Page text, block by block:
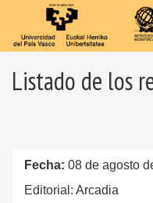
Listado de los
Fecha: 08 de agosto
Editorial: Arcadia